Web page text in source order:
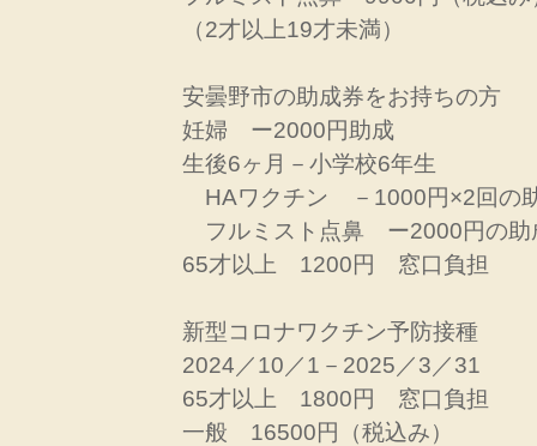
（2才以上19才未満）
安曇野市の助成券をお持ちの方
妊婦 ー2000円助成
生後6ヶ月－小学校6年生
HAワクチン －1000円×2回の
フルミスト点鼻 ー2000円の助
65才以上 1200円 窓口負担
新型コロナワクチン予防接種
2024／10／1－2025／3／31
65才以上 1800円 窓口負担
一般 16500円（税込み）